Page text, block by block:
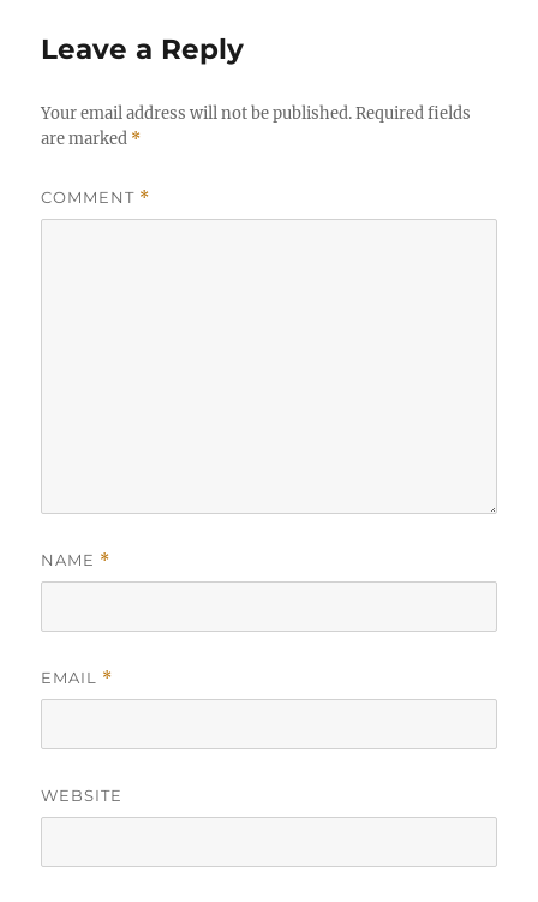
Leave a Reply
Your email address will not be published. Required fields
are marked *
COMMENT *
NAME *
EMAIL *
WEBSITE